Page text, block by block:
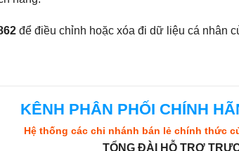
để điều chỉnh hoặc xóa đi dữ liệu cá nhân
KÊNH PHÂN PHỐI CHÍNH
Hệ thống các chi nhánh bán lẻ chính thức
TỔNG ĐÀI HỖ TRỢ